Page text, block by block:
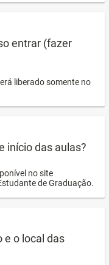
entrar (fazer
liberado somente no
início das aulas?
no site
de Graduação.
e o local das